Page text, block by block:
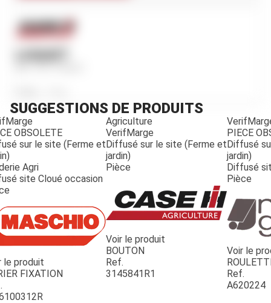
JOUET
Ref. 3217102R1
SUGGESTIONS DE PRODUITS
OBSOLETE
sur le site (Ferme et
Agri
site Cloué occasion
le produit
FIXATION
Agriculture
VerifMarge
Diffusé sur le site (Ferme et
jardin)
Pièce
Voir le produit
BOUTON
Ref.
3145841R1
PIECE
Diffusé
jardin)
Diffusé
Pièce
Voir le
Ref.
A620224